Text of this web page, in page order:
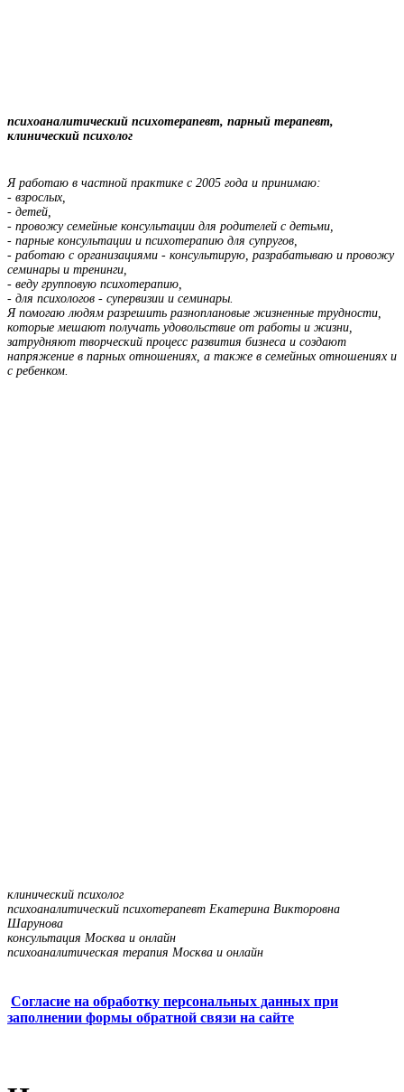
психоаналитический психотерапевт, парный терапевт,
клинический психолог
Яработаю в частной практике с 2005 года и принимаю:
- взрослых,
- детей,
- провожу семейные консультации для родителей с детьми,
- парные консультации и психотерапию для супругов,
- работаю с организациями - консультирую, разрабатываю и провожу
семинары и тренинги,
- веду групповую психотерапию,
- для психологов - супервизии и семинары.
Я помогаю людям разрешить разноплановые жизненные трудности,
которые мешают получать удовольствие от работы и жизни,
затрудняют творческий процесс развития бизнеса и создают
напряжение в парных отношениях, а также в семейных отношениях и
с ребенком.
клинический психолог
психоаналитический психотерапевт Екатерина Викторовна
Шарунова
консультация Москва и онлайн
психоаналитическая терапия Москва и онлайн
Согласие на обработку персональных данных при
заполнении формы обратной связи на сайте